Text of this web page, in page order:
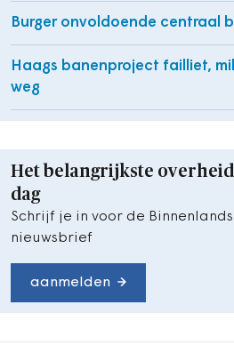
Burger onvoldoende centraal
Haags banenproject failliet,
weg
Het belangrijkste
dag
Schrijf je in voor de
nieuwsbrief
aanmelden